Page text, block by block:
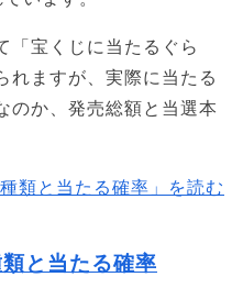
「宝くじに当たるぐら
れますが、実際に当たる
のか、発売総額と当選本
類と当たる確率」を読む
と当たる確率